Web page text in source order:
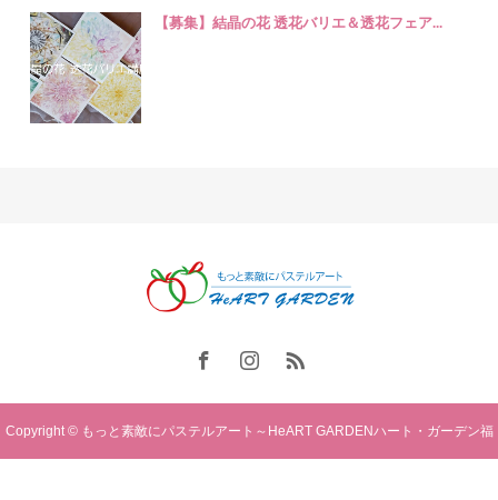
【募集】結晶の花 透花バリエ＆透花フェア...
Copyright © もっと素敵にパステルアート～HeART GARDENハート・ガーデン福